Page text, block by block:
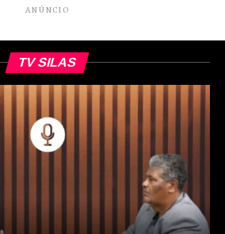
ANÚNCIO
TV SILAS